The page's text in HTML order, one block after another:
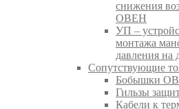
снижения
ОВЕН
УП –
монтажа
давления
Сопутствующие
Бобышки
Гильзы
Кабели к